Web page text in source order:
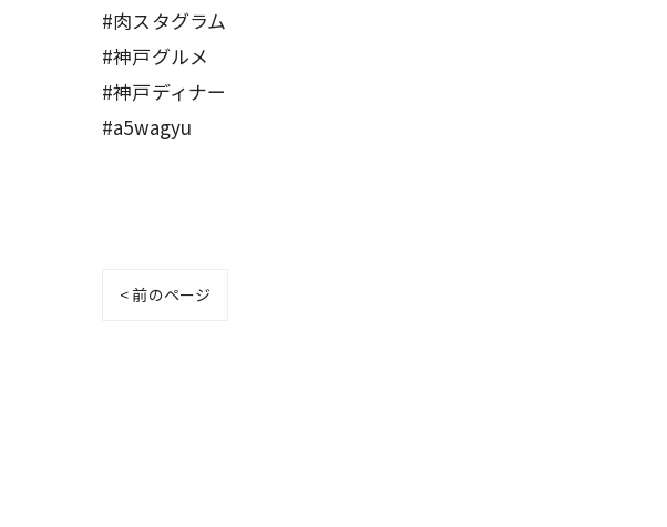
#肉スタグラム
#神戸グルメ
#神戸ディナー
#a5wagyu
< 前のページ